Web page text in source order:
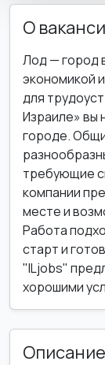
О
Лод — город
экономикой
для
Израиле» вы
городе.
требующие
компании
месте и
Работа
старт и
"ILjobs"
хорошими